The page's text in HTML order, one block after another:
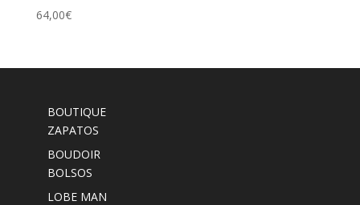
64,00€
BOUTIQUE
ZAPATOS
BOUDOIR
BOLSOS
LOBE MAN